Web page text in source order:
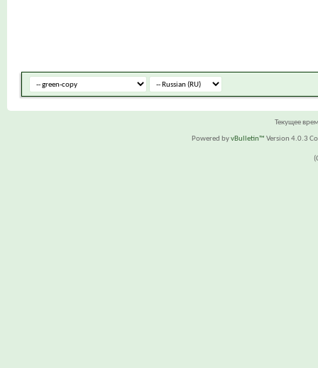
Текущее
Powered byvBulletin™ Version 4.0.3